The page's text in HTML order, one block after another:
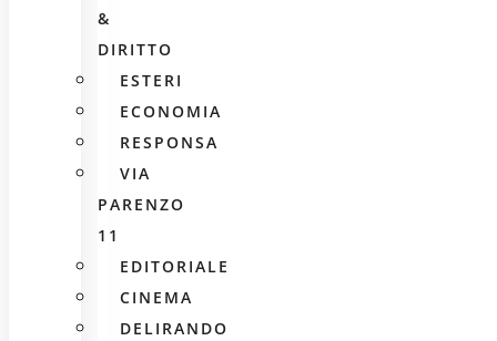
&
DIRITTO
ESTERI
ECONOMIA
RESPONSA
VIA
PARENZO
11
EDITORIALE
CINEMA
DELIRANDO